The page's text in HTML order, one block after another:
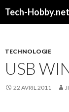
Tech-Hobby.net
TECHNOLOGIE
USB
22 AVRIL 2011